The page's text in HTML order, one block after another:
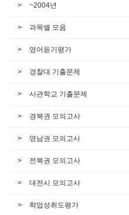
~2004년
과목별 모음
영어듣기평가
경찰대 기출문제
사관학교 기출문제
경북권 모의고사
영남권 모의고사
전북권 모의고사
대전시 모의고사
학업성취도평가